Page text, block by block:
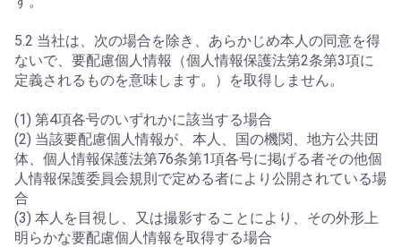
5.2 当社は、次の場合を除き、あらかじめ本人の同意を得
ないで、要配慮個人情報（個人情報保護法第2条第3項に
定義されるものを意味します。）を取得しません。
(1) 第4項各号のいずれかに該当する場合
(2) 当該要配慮個人情報が、本人、国の機関、地方公共団
体、個人情報保護法第76条第1項各号に掲げる者その他個
人情報保護委員会規則で定める者により公開されている場
合
(3) 本人を目視し、又は撮影することにより、その外形上
明らかな要配慮個人情報を取得する場合